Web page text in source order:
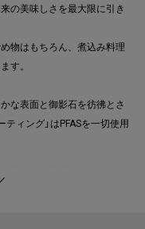
の美味しさを最大限に引き
物はもちろん、煮込み料理
す。
な表面と御影石を彷彿とさ
ィング」はPFASを一切使用